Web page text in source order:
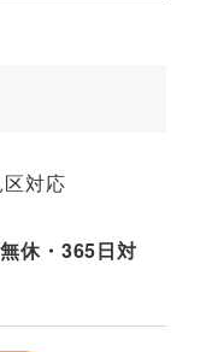
対応
休・365日対